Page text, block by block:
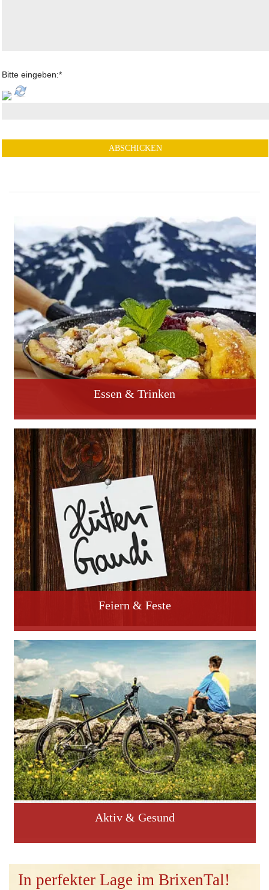
Bitte eingeben:*
Essen & Trinken
Feiern & Feste
Aktiv & Gesund
In perfekter Lage im BrixenTal!